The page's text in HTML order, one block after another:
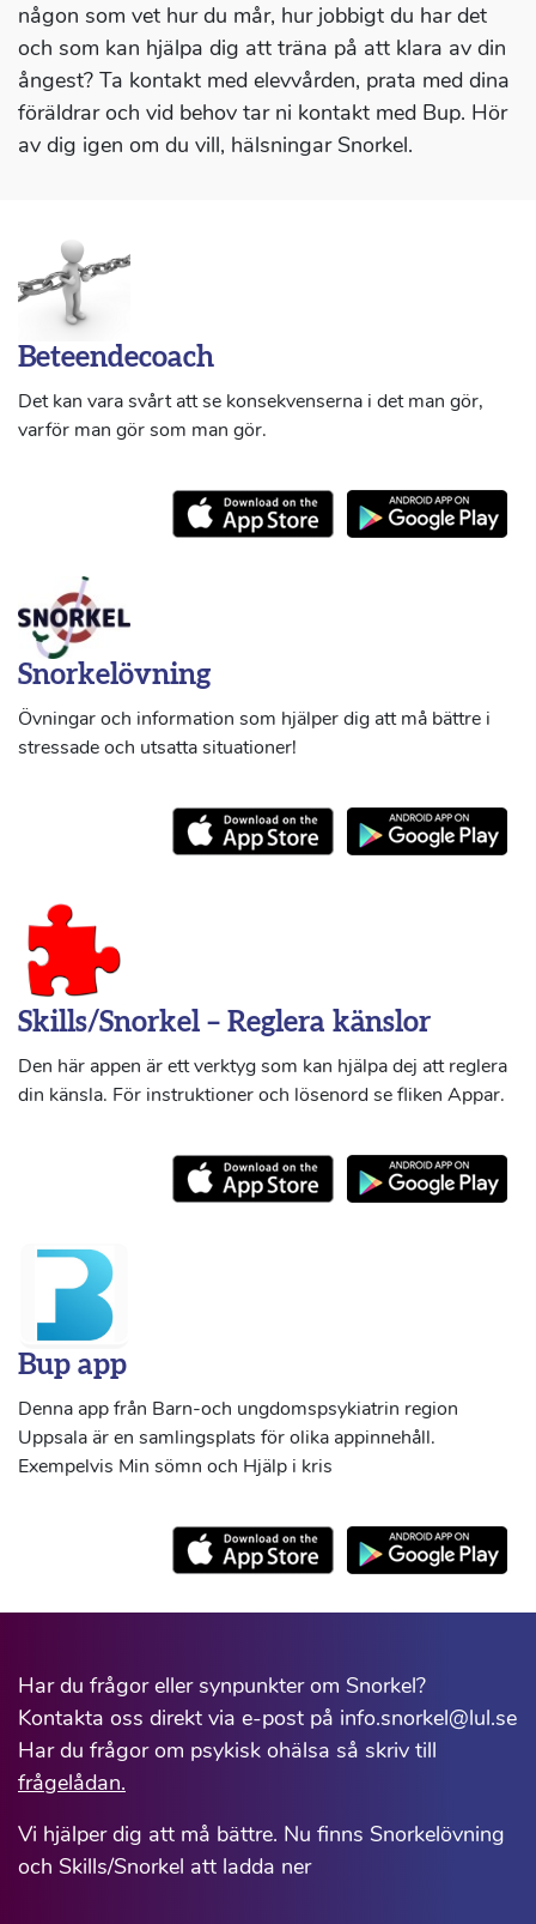
någon som vet hur du mår, hur jobbigt du har det
och som kan hjälpa dig att träna på att klara av din
ångest? Ta kontakt med elevvården, prata med dina
föräldrar och vid behov tar ni kontakt med Bup. Hör
av dig igen om du vill, hälsningar Snorkel.
Beteendecoach
Det kan vara svårt att se konsekvenserna i det man gör,
varför man gör som man gör.
Snorkelövning
Övningar och information som hjälper dig att må bättre i
stressade och utsatta situationer!
Skills/Snorkel – Reglera känslor
Den här appen är ett verktyg som kan hjälpa dej att reglera
din känsla. För instruktioner och lösenord se fliken Appar.
Bup app
Denna app från Barn-och ungdomspsykiatrin region
Uppsala är en samlingsplats för olika appinnehåll.
Exempelvis Min sömn och Hjälp i kris
Har du frågor eller synpunkter om Snorkel?
Kontakta oss direkt via e-post på info.snorkel@lul.se
Har du frågor om psykisk ohälsa så skriv till
frågelådan.
Vi hjälper dig att må bättre. Nu finns Snorkelövning
och Skills/Snorkel att ladda ner